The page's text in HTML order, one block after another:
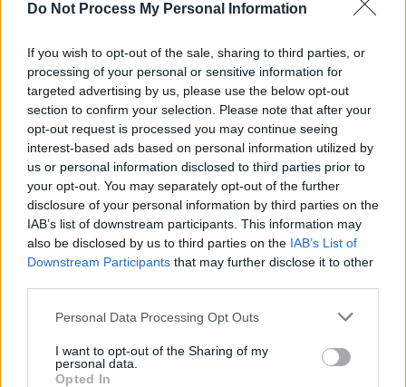
Do Not Process My Personal Information
If you wish to opt-out of the sale, sharing to third parties, or
processing of your personal or sensitive information for
targeted advertising by us, please use the below opt-out
section to confirm your selection. Please note that after your
opt-out request is processed you may continue seeing
interest-based ads based on personal information utilized by
us or personal information disclosed to third parties prior to
your opt-out. You may separately opt-out of the further
disclosure of your personal information by third parties on the
IAB’s list of downstream participants. This information may
also be disclosed by us to third parties on the IAB’s List of
Downstream Participants that may further disclose it to other
Personal Data Processing Opt Outs
I want to opt-out of the Sharing of my
personal data.
Opted In
USR
PSD
AUR
UDMR
PMP (Tomac)
Forța Dreptei (L. Orban)
PNȚMM
REPER
SENS
SOS (Șoșoacă)
POT (Gavrilă)
Acțiunea Conservatoare (Târziu)